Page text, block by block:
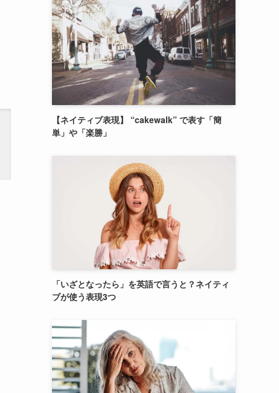
【ネイティブ表現】 “cakewalk” で表す「簡
単」や「楽勝」
「いざとなったら」を英語で言うと？ネイティ
ブが使う表現3つ